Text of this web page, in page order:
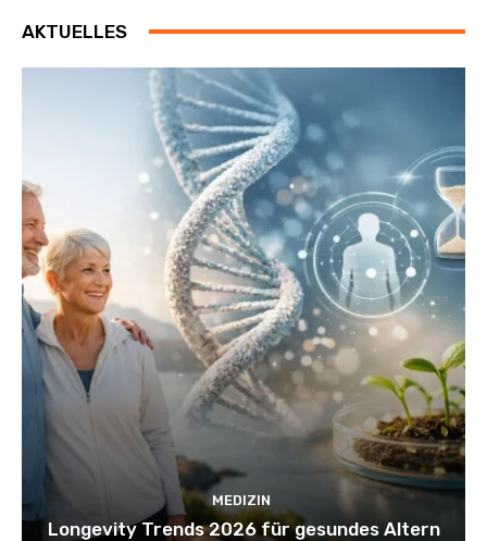
AKTUELLES
MEDIZIN
Longevity Trends 2026 für gesundes Altern